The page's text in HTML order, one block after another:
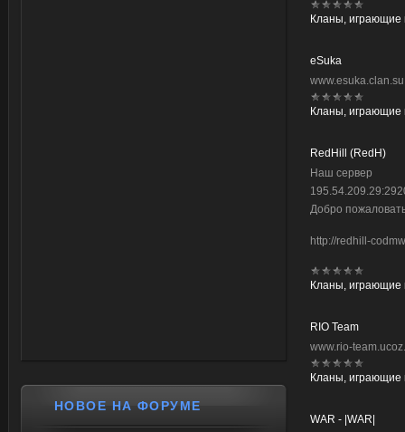
Кланы, играющие
eSuka
www.esuka.clan.su
Кланы, играющие
RedHill (RedH)
Наш сервер
Добро
http://redhill-
Кланы, играющие
RIO Team
www.rio-
Кланы,
WAR - |WAR|
НОВОЕ НА ФОРУМЕ